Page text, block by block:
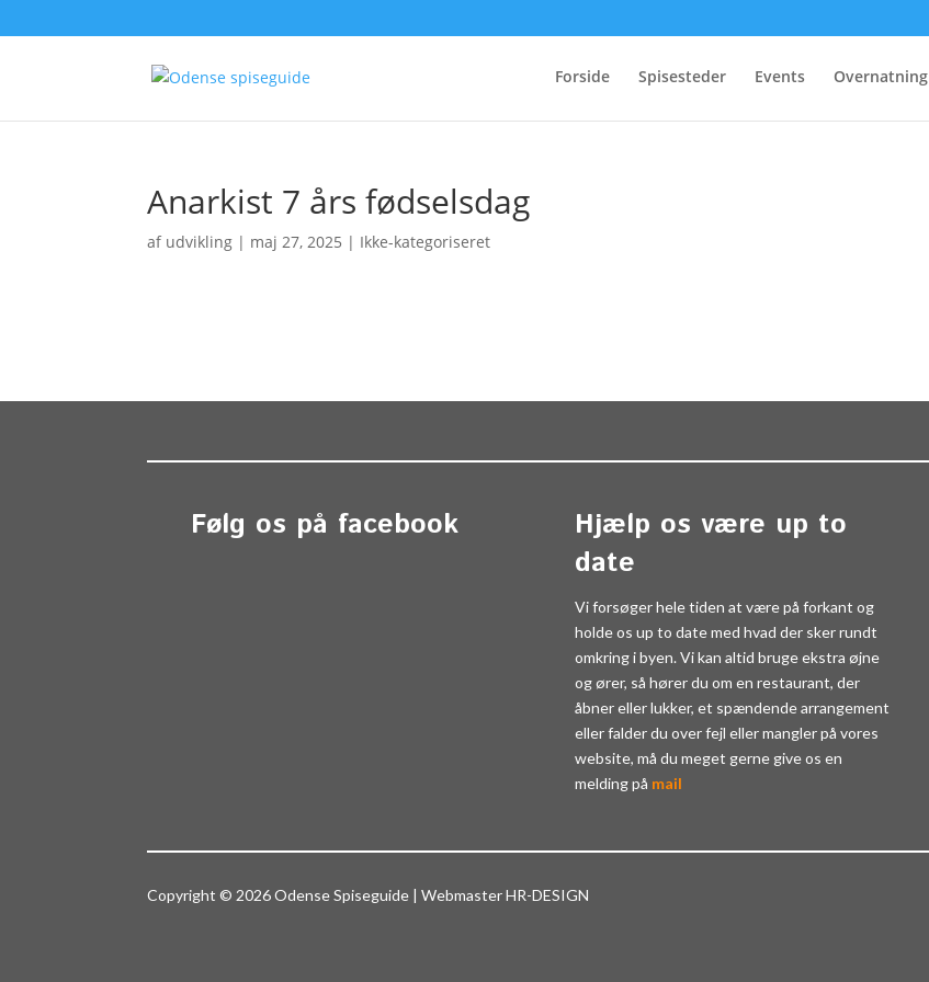
Forside Spisesteder Events Overnatning
Anarkist 7 års fødselsdag
af udvikling | maj 27, 2025 | Ikke-kategoriseret
Følg os på facebook
Hjælp os være up to
date
Vi forsøger hele tiden at være på forkant og
holde os up to date med hvad der sker rundt
omkring i byen. Vi kan altid bruge ekstra øjne
og ører, så hører du om en restaurant, der
åbner eller lukker, et spændende arrangement
eller falder du over fejl eller mangler på vores
website, må du meget gerne give os en
melding på mail
Copyright © 2026 Odense Spiseguide | Webmaster HR-DESIGN